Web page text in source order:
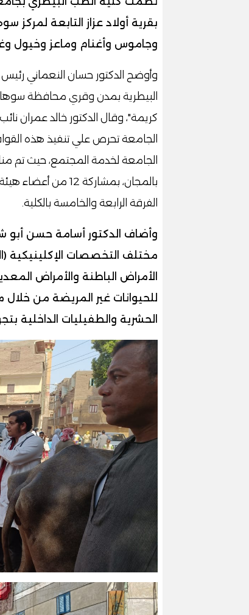
بقرية أولاد عزاز التابعة لمركز
وجاموس وأغنام وماعز وخيول
وأوضح الدكتور حسان النعماني
البيطرية بمدن وقري محافظة
كريمة"، وقال الدكتور خالد عمران
الجامعة تحرص علي تنفيذ هذه
الفرقة الرابعة والخامسة بالكلية.
وأضاف الدكتور أسامة حسن أبو
مختلف التخصصات الإكلينيكية
الأمراض الباطنة والأمراض
للحيوانات غير المريضة من خلال
الحشرية والطفيليات الداخلية